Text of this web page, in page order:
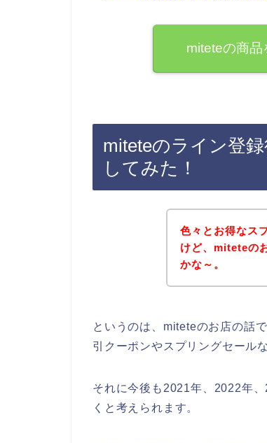
miteteの商品
miteteのライン登
してみた！
色々とお得なス
けど、miteteの
かな～。
というのは、miteteのお店の話
引クーポンやスプリングセール
それに今後も2021年、2022年
くと考えられます。